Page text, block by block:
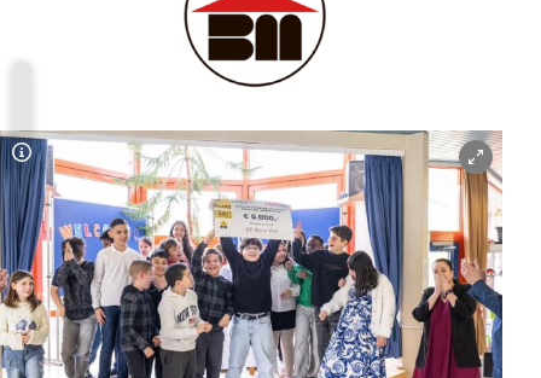
Copyright-Hinweis öffnen/schließen